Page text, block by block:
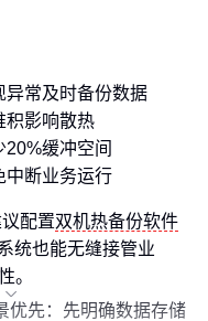
异常及时备份数据
积影响散热
缓冲空间
中断业务运行
配置双机热备份软件
统也能无缝接管业
。
优先：先明确数据存储
